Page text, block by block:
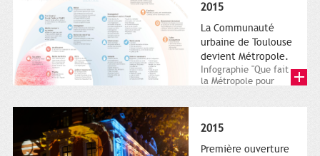
2015
La Communauté
urbaine de Toulouse
devient Métropole.
Infographie "Que fait
la Métropole pour
2015
Première ouverture